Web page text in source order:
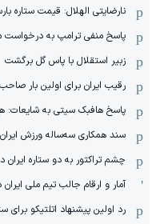
نارضایتی الهلال: قیمت ستاره
پاسخ منفی ترامپ به
زبیر استقلال با پاس گل برگشت
رقیب ایران برای اولین بار
پاسخ هافبک سیتی به شایعات:
سند همکاری سه‌ساله‌ ‌ورزش
چشم تراکتور به دو ستاره ایران در
آمار و ارقام جالب تیم ملی ایران
رد اولین پیشنهاد اتلتیکو برای